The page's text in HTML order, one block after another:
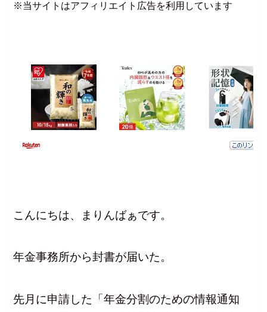
※当サイトはアフィリエイト広告を利用しています
こんにちは、まりんばぁです。
年金事務所から封書が届いた。
先月に申請した「年金分割のための情報通知